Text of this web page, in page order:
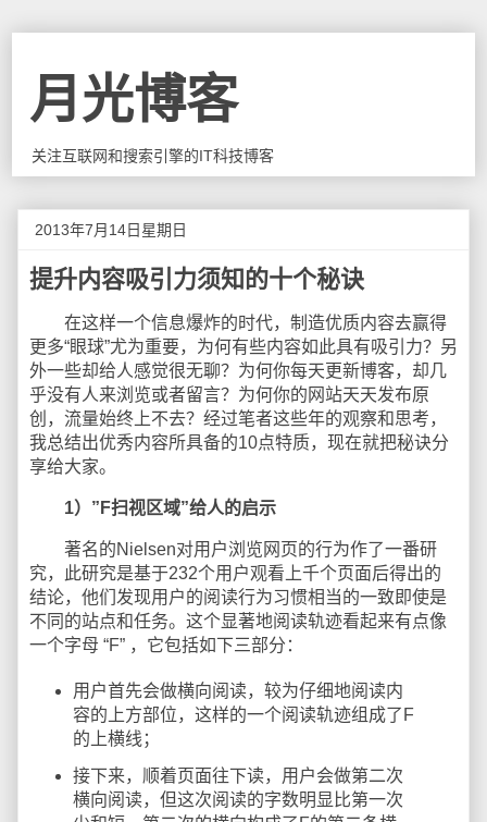
月光博客
关注互联网和搜索引擎的IT科技博客
2013年7月14日星期日
提升内容吸引力须知的十个秘诀
在这样一个信息爆炸的时代，制造优质内容去赢得
更多“眼球”尤为重要，为何有些内容如此具有吸引力？另
外一些却给人感觉很无聊？为何你每天更新博客，却几
乎没有人来浏览或者留言？为何你的网站天天发布原
创，流量始终上不去？经过笔者这些年的观察和思考，
我总结出优秀内容所具备的10点特质，现在就把秘诀分
享给大家。
1）”F扫视区域”给人的启示
著名的Nielsen对用户浏览网页的行为作了一番研
究，此研究是基于232个用户观看上千个页面后得出的
结论，他们发现用户的阅读行为习惯相当的一致即使是
不同的站点和任务。这个显著地阅读轨迹看起来有点像
一个字母 “F” ，它包括如下三部分：
用户首先会做横向阅读，较为仔细地阅读内
容的上方部位，这样的一个阅读轨迹组成了F
的上横线；
接下来，顺着页面往下读，用户会做第二次
横向阅读，但这次阅读的字数明显比第一次